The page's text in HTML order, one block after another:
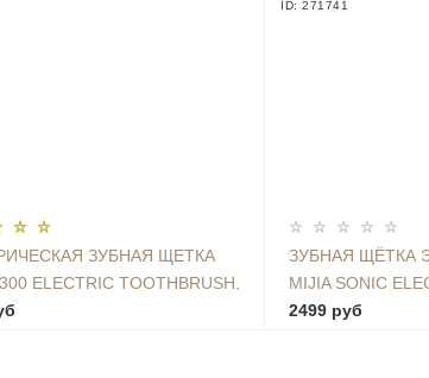
ЗУБНАЯ ЩЕТКА
ELECTRIC TOOTHBRUSH,
WHITE
ID: 271741
ЗУБНАЯ ЩЁТКА
MIJIA SONIC
TOOTHBRUSH
2499 руб